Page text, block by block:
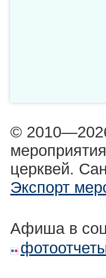
©
церквей.
Экспорт
Афиша в